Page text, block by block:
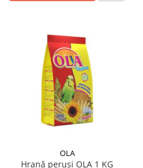
OLA
Hrană peruși OLA 1 KG